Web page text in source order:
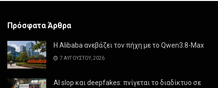
Πρόσφατα Άρθρα
Η Alibaba ανεβάζει τον πήχη με το Qwen3.8-Max
7 ΑΥΓΟΎΣΤΟΥ, 2026
AI slop και deepfakes: πνίγεται το διαδίκτυο σε